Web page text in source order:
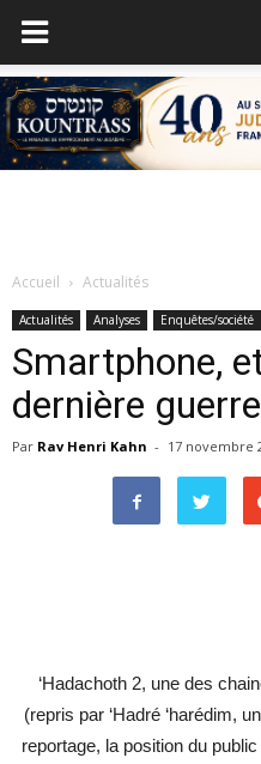
Accueil Actualités
Actualités Analyses Enquêtes/société
Smartphone,
dernière
Par Rav Henri Kahn - 17 novembre
‘Hadachoth 2, une des
(repris par ‘Hadré ‘harédim,
reportage, la position du